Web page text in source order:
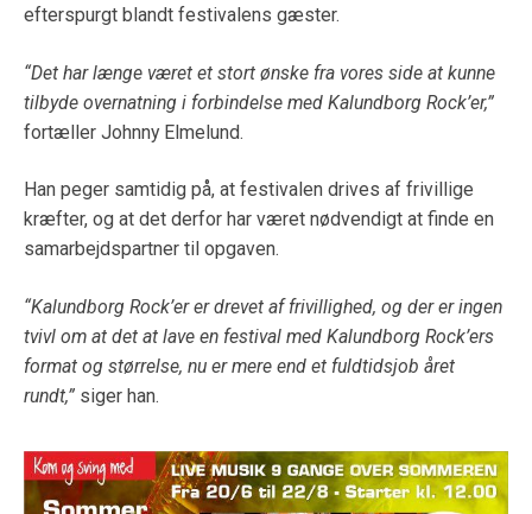
efterspurgt blandt festivalens gæster.
“Det har længe været et stort ønske fra vores side at kunne
tilbyde overnatning i forbindelse med Kalundborg Rock’er,”
fortæller Johnny Elmelund.
Han peger samtidig på, at festivalen drives af frivillige
kræfter, og at det derfor har været nødvendigt at finde en
samarbejdspartner til opgaven.
“Kalundborg Rock’er er drevet af frivillighed, og der er ingen
tvivl om at det at lave en festival med Kalundborg Rock’ers
format og størrelse, nu er mere end et fuldtidsjob året
rundt,” siger han.